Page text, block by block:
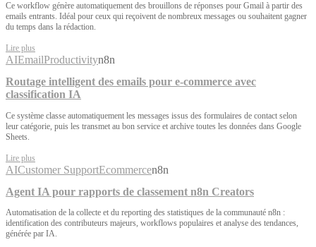
Ce workflow génère automatiquement des brouillons de réponses pour Gmail à partir des
emails entrants. Idéal pour ceux qui reçoivent de nombreux messages ou souhaitent gagner
du temps dans la rédaction.
Lire plus
AIEmailProductivityn8n
Routage intelligent des emails pour e-commerce avec
classification IA
Ce système classe automatiquement les messages issus des formulaires de contact selon
leur catégorie, puis les transmet au bon service et archive toutes les données dans Google
Sheets.
Lire plus
AICustomer SupportEcommercen8n
Agent IA pour rapports de classement n8n Creators
Automatisation de la collecte et du reporting des statistiques de la communauté n8n :
identification des contributeurs majeurs, workflows populaires et analyse des tendances,
générée par IA.